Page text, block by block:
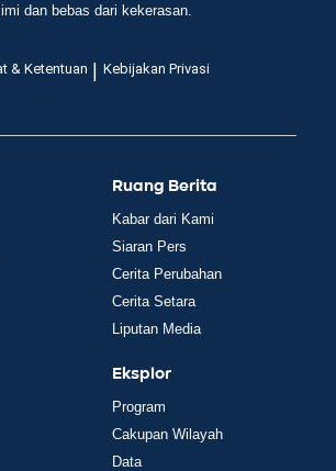
dan bebas dari kekerasan.
& Ketentuan | Kebijakan Privasi
Ruang Berita
Kabar dari Kami
Siaran Pers
Cerita Perubahan
Cerita Setara
Liputan Media
Eksplor
Program
Cakupan Wilayah
Data